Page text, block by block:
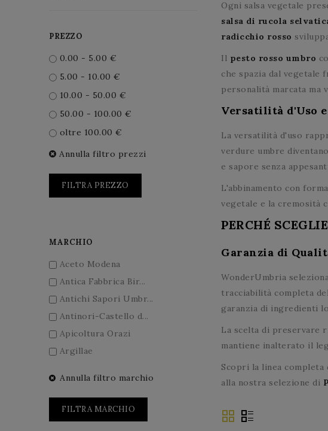
PREZZO
0.00 - 5.00 €
5.00 - 10.00 €
10.00 - 50.00 €
50.00 - 100.00 €
oltre 100.00 €
Annulla filtro prezzi
FILTRA PREZZO
MARCHIO
Aceto Modena
Antica Fabbrica Bir...
Antichi Sapori Umbr...
Antinori-Castello d...
Apicoltura Orazi
Argillae
Birra San Biagio
Annulla filtro marchio
FILTRA MARCHIO
Ogni salsa vegetale
salsa di rucola
radicchio rosso
Il pesto rosso umbro
che spazia dal vegetale
personalità marcata ma
Versatilità d'Uso
La versatilità d'uso
verdure umbre
e sapore senza
L'abbinamento con
vegetale e la cremosità
PERCHÉ
Garanzia di
WonderUmbria
tracciabilità completa
garanzia di ingredienti
La scelta di preservare
mantiene inalterato il
Scopri la linea completa
alla nostra selezione di